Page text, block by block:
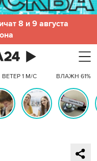
8 и 9 августа
ВЕТЕР 1 М/С ВЛАЖН 61%